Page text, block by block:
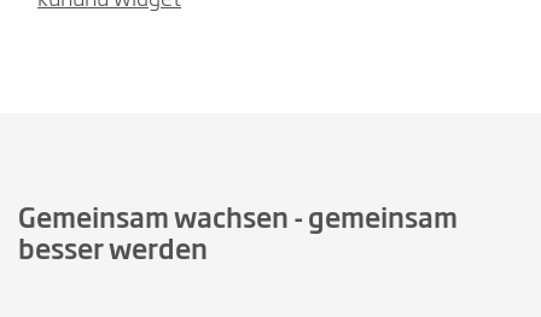
Gemeinsam wachsen - gemeinsam
besser werden